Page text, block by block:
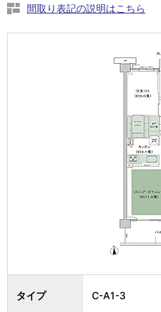
間取り表記の説明はこちら
タイプ C-A1-3